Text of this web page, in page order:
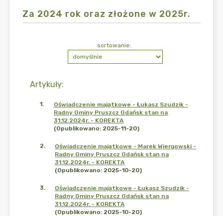
Za 2024 rok oraz złożone w 2025r.
Artykuły:
sortowanie:
1.
Oświadczenie majątkowe - Łukasz Szudzik -
Radny Gminy Pruszcz Gdańsk stan na
31.12.2024r. - KOREKTA
(Opublikowano: 2025-11-20)
2.
Oświadczenie majątkowe - Marek Wiergowski -
Radny Gminy Pruszcz Gdańsk stan na
31.12.2024r. - KOREKTA
(Opublikowano: 2025-10-20)
3.
Oświadczenie majątkowe - Łukasz Szudzik -
Radny Gminy Pruszcz Gdańsk stan na
31.12.2024r. - KOREKTA
(Opublikowano: 2025-10-20)